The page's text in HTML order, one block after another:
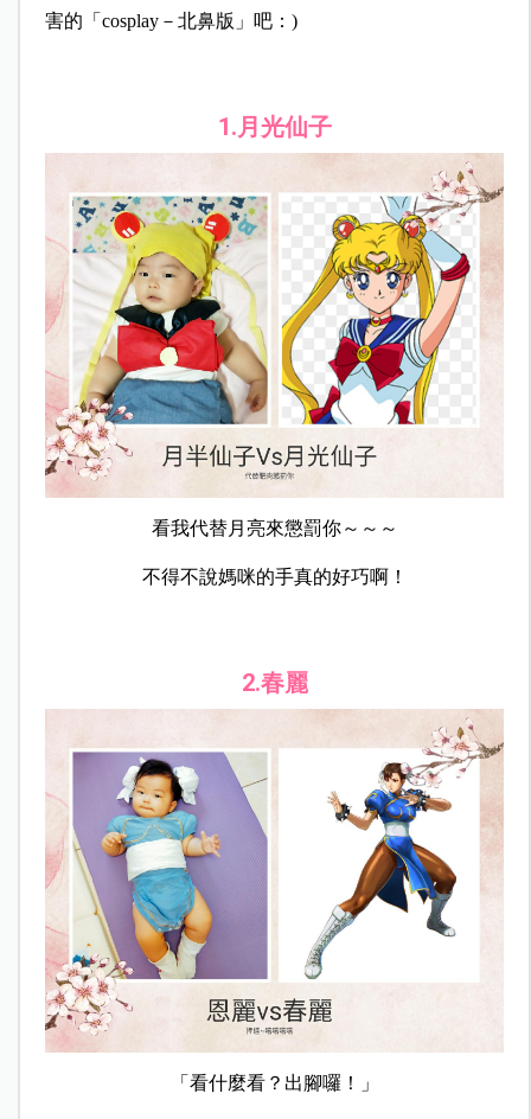
害的「cosplay－北鼻版」吧：)
1.月光仙子
看我代替月亮來懲罰你～～～
不得不說媽咪的手真的好巧啊！
2.春麗
「看什麼看？出腳囉！」